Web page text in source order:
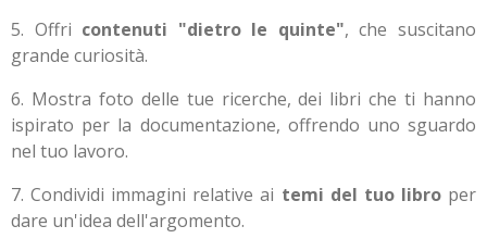
5. Offri contenuti "dietro le quinte", che suscitano
grande curiosità.
6. Mostra foto delle tue ricerche, dei libri che ti hanno
ispirato per la documentazione, offrendo uno sguardo
nel tuo lavoro.
7.Condividi immagini relative ai temi del tuo libroper
dare un'idea dell'argomento.